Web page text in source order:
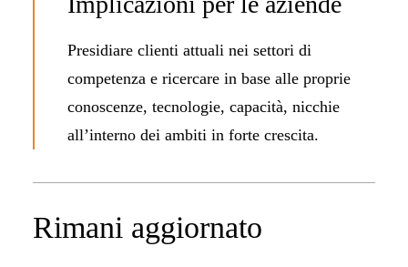
Presidiare clienti attuali nei settori di
competenza e ricercare in base alle proprie
conoscenze, tecnologie, capacità, nicchie
all’interno dei ambiti in forte crescita.
Rimani aggiornato